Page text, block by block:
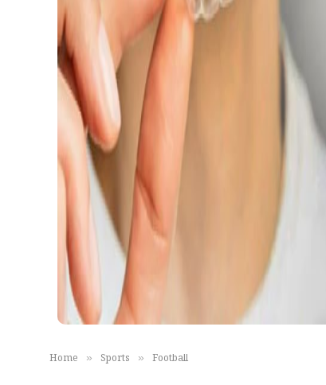
Home » Sports » Football